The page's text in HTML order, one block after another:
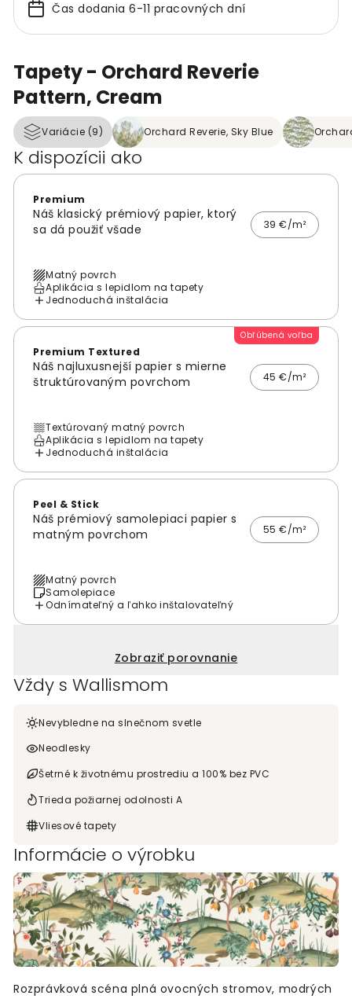
Tapety - Orchard Reverie
Pattern, Cream
Variácie (9) Orchard Reverie, Sky Blue
K dispozícii ako
Premium
Náš klasický prémiový papier, ktorý
sa dá použiť všade
39 €/m²
Matný povrch
Aplikácia s lepidlom na tapety
Jednoduchá inštalácia
Obľúbená voľba
Premium Textured
Náš najluxusnejší papier s mierne
štruktúrovaným povrchom
45 €/m²
Textúrovaný matný povrch
Aplikácia s lepidlom na tapety
Jednoduchá inštalácia
Peel & Stick
Náš prémiový samolepiaci papier s
matným povrchom
55 €/m²
Matný povrch
Samolepiace
Odnímateľný a ľahko inštalovateľný
Zobraziť porovnanie
Vždy s Wallismom
Nevybledne na slnečnom svetle
Neodlesky
Šetrné k životnému prostrediu a 100% bez PVC
Trieda požiarnej odolnosti A
Vliesové tapety
Informácie o výrobku
Rozprávková scéna plná ovocných stromov, modrých
Čas dodania 6-11 pracovných dní